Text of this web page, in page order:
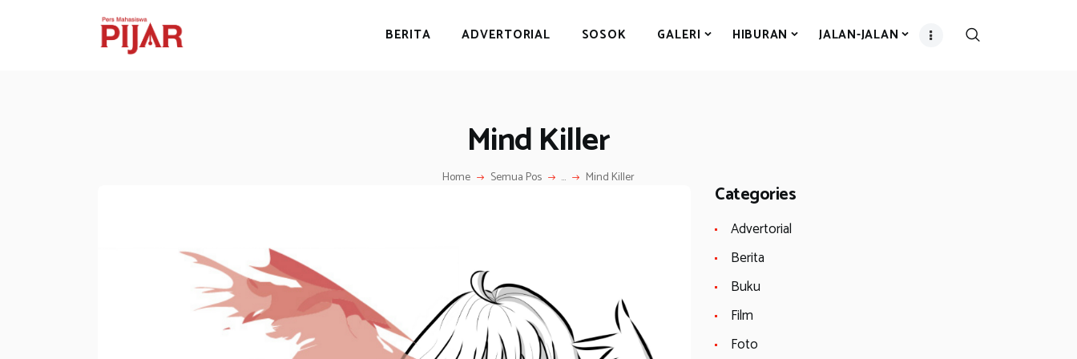
BERITA ADVERTORIAL SOSOK GALERI HIBURAN JALAN-JALAN
Mind Killer
Home Semua Pos ... Mind Killer
ADVERTORIAL
JALAN-JALAN
Categories
Advertorial
Berita
Buku
Film
Foto